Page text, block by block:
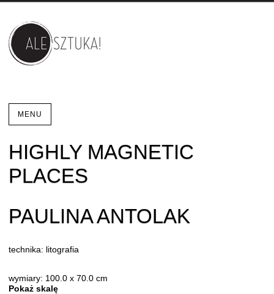
MENU
HIGHLY MAGNETIC
PLACES
PAULINA ANTOLAK
technika: litografia
wymiary: 100.0 x 70.0 cm
Pokaż skalę